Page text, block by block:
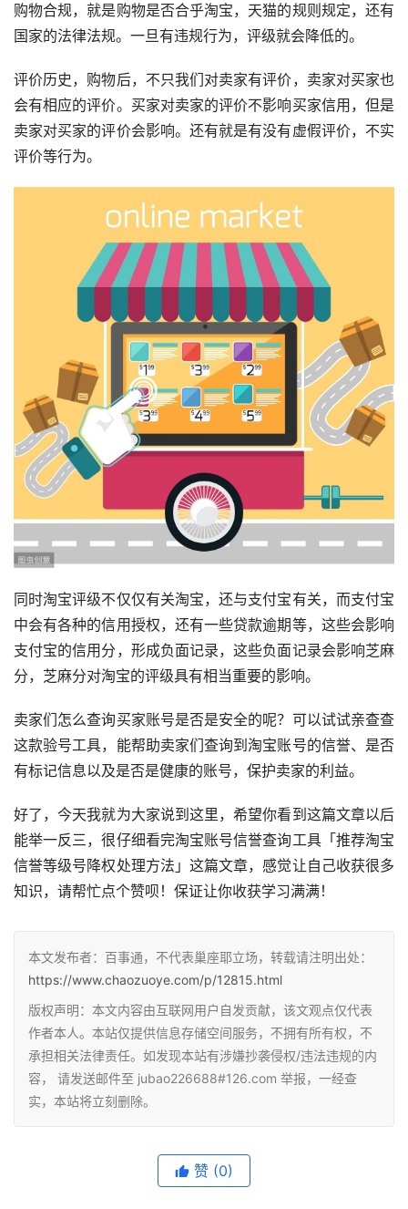
购物合规，就是购物是否合乎淘宝，天猫的规则规定，还有
国家的法律法规。一旦有违规行为，评级就会降低的。
评价历史，购物后，不只我们对卖家有评价，卖家对买家也
会有相应的评价。买家对卖家的评价不影响买家信用，但是
卖家对买家的评价会影响。还有就是有没有虚假评价，不实
评价等行为。
同时淘宝评级不仅仅有关淘宝，还与支付宝有关，而支付宝
中会有各种的信用授权，还有一些贷款逾期等，这些会影响
支付宝的信用分，形成负面记录，这些负面记录会影响芝麻
分，芝麻分对淘宝的评级具有相当重要的影响。
卖家们怎么查询买家账号是否是安全的呢？可以试试亲查查
这款验号工具，能帮助卖家们查询到淘宝账号的信誉、是否
有标记信息以及是否是健康的账号，保护卖家的利益。
好了，今天我就为大家说到这里，希望你看到这篇文章以后
能举一反三，很仔细看完淘宝账号信誉查询工具「推荐淘宝
信誉等级号降权处理方法」这篇文章，感觉让自己收获很多
知识，请帮忙点个赞呗！保证让你收获学习满满！
本文发布者：百事通，不代表巢座耶立场，转载请注明出处：
https://www.chaozuoye.com/p/12815.html
版权声明：本文内容由互联网用户自发贡献，该文观点仅代表
作者本人。本站仅提供信息存储空间服务，不拥有所有权，不
承担相关法律责任。如发现本站有涉嫌抄袭侵权/违法违规的内
容， 请发送邮件至 jubao226688#126.com 举报，一经查
实，本站将立刻删除。
赞 (0)